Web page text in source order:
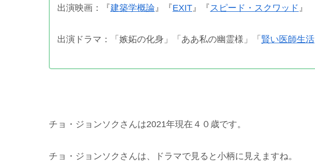
出演映画：『建築学概論 』『EXIT 』『 スピード・スクワッド 』
出演ドラマ：「嫉妬の化身」「ああ私の幽霊様」「 賢い医師生活
チョ・ジョンソクさんは2021年現在４０歳です。
チョ・ジョンソクさんは、ドラマで見ると小柄に見えますね。